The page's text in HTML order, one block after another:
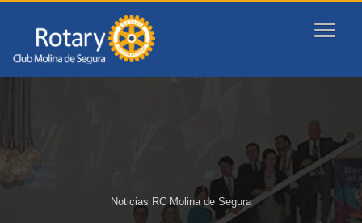
Noticias RC Molina de Segura